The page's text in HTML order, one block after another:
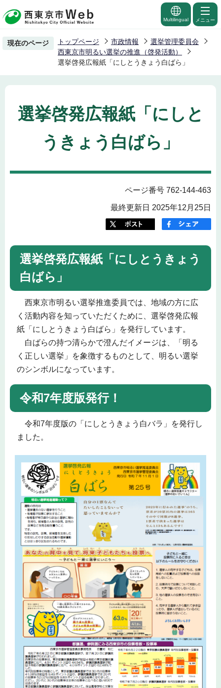
の
ー
の
先
Multilingual メニュー
現在のページ トップページ 市政情報
選挙管理委員会
西東京市明るい選挙の推進（啓発活動）
選挙啓発広報紙「にしとうきょう白ばら」
選挙啓発広報紙「にしと
うきょう白ばら」
ページ番号 762-144-463
最終更新日 2025年12月25日
選挙啓発広報紙「にしとうきょう
白ばら」
西東京市明るい選挙推進委員では、地域の方に広
く活動内容を知っていただくために、選挙啓発広報
紙「にしとうきょう白ばら」を発行しています。
白ばらの持つ清らかで澄んだイメージは、「明る
く正しい選挙」を象徴するものとして、明るい選挙
のシンボルになっています。
令和7年度版発行！
令和7年度版の「にしとうきょう白バラ」を発行し
ました。